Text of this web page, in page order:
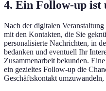
4. Ein Follow-up ist
Nach der digitalen
mit den Kontakten, die Sie
personalisierte Nachrichten, in
bedanken und eventuell Ihr
Zusammenarbeit bekunden.
ein gezieltes Follow-up die
Geschäftskontakt